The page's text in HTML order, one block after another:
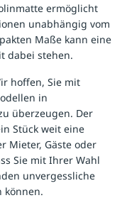
ermöglicht
unabhängig vom
Maße kann eine
dabei stehen.
hoffen, Sie mit
in
überzeugen. Der
Stück weit eine
Mieter, Gäste oder
Sie mit Ihrer Wahl
unvergessliche
können.